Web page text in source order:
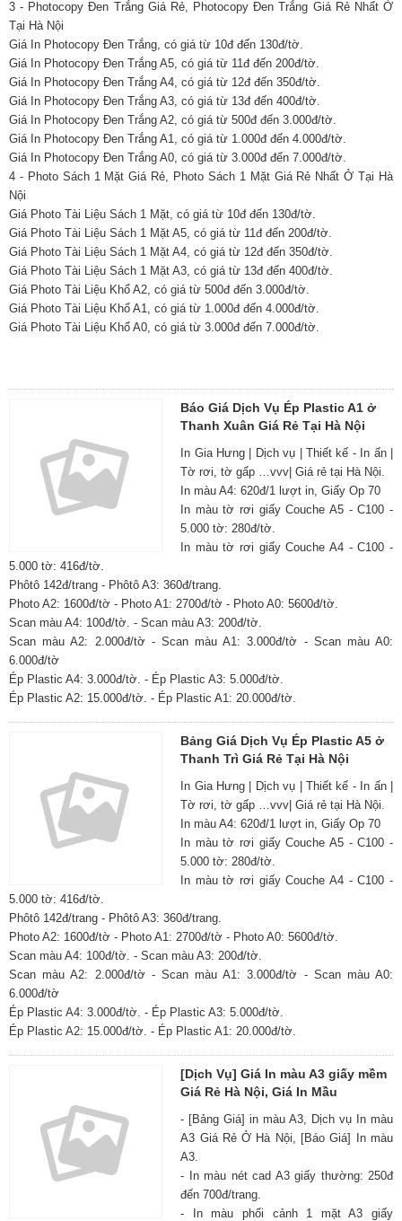
3 - Photocopy Đen Trắng Giá Rẻ, Photocopy Đen Trắng Giá Rẻ Nhất Ở
Tại Hà Nội
Giá In Photocopy Đen Trắng, có giá từ 10đ đến 130đ/tờ.
Giá In Photocopy Đen Trắng A5, có giá từ 11đ đến 200đ/tờ.
Giá In Photocopy Đen Trắng A4, có giá từ 12đ đến 350đ/tờ.
Giá In Photocopy Đen Trắng A3, có giá từ 13đ đến 400đ/tờ.
Giá In Photocopy Đen Trắng A2, có giá từ 500đ đến 3.000đ/tờ.
Giá In Photocopy Đen Trắng A1, có giá từ 1.000đ đến 4.000đ/tờ.
Giá In Photocopy Đen Trắng A0, có giá từ 3.000đ đến 7.000đ/tờ.
4 - Photo Sách 1 Mặt Giá Rẻ, Photo Sách 1 Mặt Giá Rẻ Nhất Ở Tại Hà
Nội
Giá Photo Tài Liệu Sách 1 Mặt, có giá từ 10đ đến 130đ/tờ.
Giá Photo Tài Liệu Sách 1 Mặt A5, có giá từ 11đ đến 200đ/tờ.
Giá Photo Tài Liệu Sách 1 Mặt A4, có giá từ 12đ đến 350đ/tờ.
Giá Photo Tài Liệu Sách 1 Mặt A3, có giá từ 13đ đến 400đ/tờ.
Giá Photo Tài Liệu Khổ A2, có giá từ 500đ đến 3.000đ/tờ.
Giá Photo Tài Liệu Khổ A1, có giá từ 1.000đ đến 4.000đ/tờ.
Giá Photo Tài Liệu Khổ A0, có giá từ 3.000đ đến 7.000đ/tờ.
Báo Giá Dịch Vụ Ép Plastic A1 ở
Thanh Xuân Giá Rẻ Tại Hà Nội
In Gia Hưng | Dịch vụ | Thiết kế - In ấn |
Tờ rơi, tờ gấp …vvv| Giá rẻ tại Hà Nội.
In màu A4: 620đ/1 lượt in, Giấy Op 70
In màu tờ rơi giấy Couche A5 - C100 -
5.000 tờ: 280đ/tờ.
In màu tờ rơi giấy Couche A4 - C100 -
5.000 tờ: 416đ/tờ.
Phôtô 142đ/trang - Phôtô A3: 360đ/trang.
Photo A2: 1600đ/tờ - Photo A1: 2700đ/tờ - Photo A0: 5600đ/tờ.
Scan màu A4: 100đ/tờ. - Scan màu A3: 200đ/tờ.
Scan màu A2: 2.000đ/tờ - Scan màu A1: 3.000đ/tờ - Scan màu A0:
6.000đ/tờ
Ép Plastic A4: 3.000đ/tờ. - Ép Plastic A3: 5.000đ/tờ.
Ép Plastic A2: 15.000đ/tờ. - Ép Plastic A1: 20.000đ/tờ.
Bảng Giá Dịch Vụ Ép Plastic A5 ở
Thanh Trì Giá Rẻ Tại Hà Nội
In Gia Hưng | Dịch vụ | Thiết kế - In ấn |
Tờ rơi, tờ gấp …vvv| Giá rẻ tại Hà Nội.
In màu A4: 620đ/1 lượt in, Giấy Op 70
In màu tờ rơi giấy Couche A5 - C100 -
5.000 tờ: 280đ/tờ.
In màu tờ rơi giấy Couche A4 - C100 -
5.000 tờ: 416đ/tờ.
Phôtô 142đ/trang - Phôtô A3: 360đ/trang.
Photo A2: 1600đ/tờ - Photo A1: 2700đ/tờ - Photo A0: 5600đ/tờ.
Scan màu A4: 100đ/tờ. - Scan màu A3: 200đ/tờ.
Scan màu A2: 2.000đ/tờ - Scan màu A1: 3.000đ/tờ - Scan màu A0:
6.000đ/tờ
Ép Plastic A4: 3.000đ/tờ. - Ép Plastic A3: 5.000đ/tờ.
Ép Plastic A2: 15.000đ/tờ. - Ép Plastic A1: 20.000đ/tờ.
[Dịch Vụ] Giá In màu A3 giấy mềm
Giá Rẻ Hà Nội, Giá In Mầu
- [Bảng Giá] in màu A3, Dịch vụ In màu
A3 Giá Rẻ Ở Hà Nội, [Báo Giá] In màu
A3.
- In màu nét cad A3 giấy thường: 250đ
đến 700đ/trang.
- In màu phối cảnh 1 mặt A3 giấy